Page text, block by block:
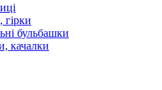
бульбашки
качалки